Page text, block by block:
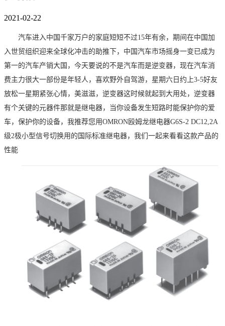
2021-02-22
汽车进入中国千家万户的家庭短短不过15年有余，期间在中国加
入世贸组织迎来全球化冲击的助推下，中国汽车市场摇身一变已成为
第一的汽车产销大国 ， 今天要说的不是汽车而是逆变器，现在汽车消
费主力很大一部份是年轻人，喜欢野外自驾游，星期六日约上3-5好友
放松一星期紧张心情，美滋滋， 逆变器这时候就起到大用处，逆变器
有个关键的元器件那就是继电器，当你设备发生短路时能保护你的爱
车，保护你的设备，我推荐您用OMRON殴姆龙继电器G6S-2 DC12,2A
级2极小型信号切换用的国际标准继电器，我们一起来看看这款产品的
性能